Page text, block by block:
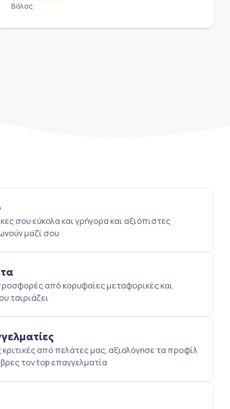
Βόλος
σου εύκολα και γρήγορα και αξιόπιστες
μαζί σου
από κορυφαίες μεταφορικές και
ταιριάζει
από πελάτες μας, αξιολόγησε τα προφίλ
τον top επαγγελματία